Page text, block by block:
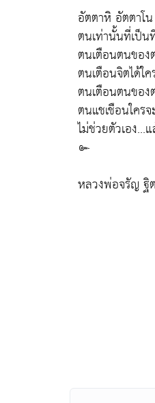
อัตตาหิ อัตตาโ
ตนเท่านั้นที่เป็
ตนเตือนตนขอ
ตนเตือนจิตได้ใ
ตนเตือนตนของ
ตนแชเชือนใครจ
ไม่ช่วยตัวเอง...
๛
หลวงพ่อจรัญ ฐิ